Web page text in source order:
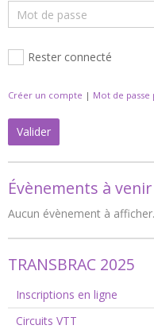
Rester connecté
Créer un compte | Mot de passe
Valider
Évènements à venir
Aucun évènement à afficher.
TRANSBRAC 2025
Inscriptions en ligne
Circuits VTT